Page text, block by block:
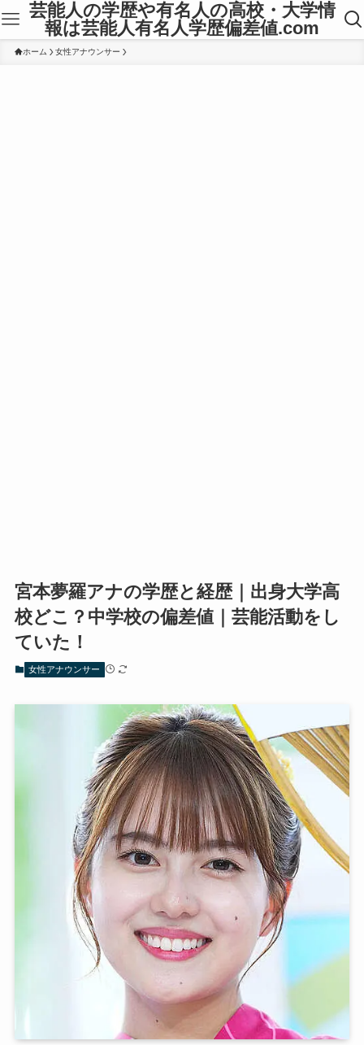
芸能人の学歴や有名人の高校・大学情
報は芸能人有名人学歴偏差値.com
ホーム 女性アナウンサー
宮本夢羅アナの学歴と経歴｜出身大学高
校どこ？中学校の偏差値｜芸能活動をし
ていた！
女性アナウンサー